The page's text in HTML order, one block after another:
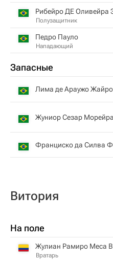
Рибейро ДЕ Оливейра
Полузащитник
Педро Пауло
Нападающий
Запасные
Лима де Араужо Жайро
Жуниор Сезар
Франциско да Силва
Витория
На поле
Жулиан Рамиро Меса
Вратарь